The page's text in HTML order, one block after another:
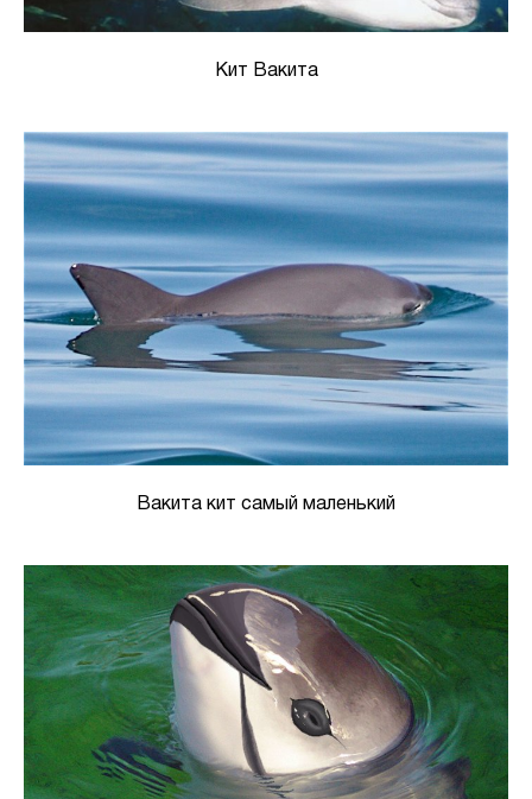
Кит Вакита
Вакита кит самый маленький